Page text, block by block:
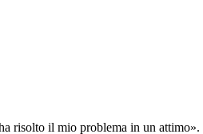
risolto il mio problema in un attimo».